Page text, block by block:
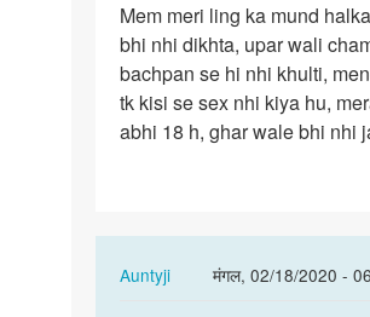
Mem
meri
ling
ka
mund
Mem meri ling ka mund
bhi nhi dikhta, upar wali
bachpan se hi nhi khulti,
tk kisi se sex nhi kiya hu,
abhi 18 h, ghar wale bhi nhi
Auntyji
मंगल, 02/18/2020 -
In